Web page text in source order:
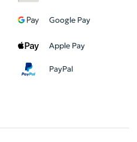
Google Pay
Apple Pay
PayPal